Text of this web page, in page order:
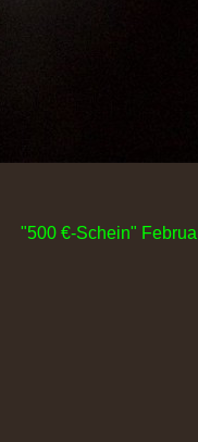
"500 €-Schein"